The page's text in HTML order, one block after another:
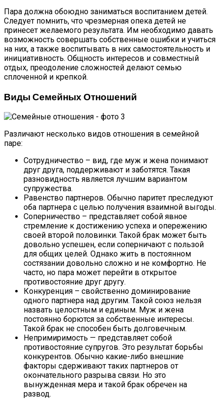
Пара должна обоюдно заниматься воспитанием детей.
Следует помнить, что чрезмерная опека детей не
принесет желаемого результата. Им необходимо давать
возможность совершать собственные ошибки и учиться
на них, а также воспитывать в них самостоятельность и
инициативность. Общность интересов и совместный
отдых, преодоление сложностей делают семью
сплоченной и крепкой.
Виды Семейных Отношений
Различают несколько видов отношения в семейной
паре:
Сотрудничество – вид, где муж и жена понимают
друг друга, поддерживают и заботятся. Такая
разновидность является лучшим вариантом
супружества.
Равенство партнеров. Обычно паритет преследуют
оба партнера с целью получения взаимной выгоды.
Соперничество – представляет собой явное
стремление к достижению успеха и опережению
своей второй половинки. Такой брак может быть
довольно успешен, если соперничают с пользой
для общих целей. Однако жить в постоянном
состязании довольно сложно и не комфортно. Не
часто, но пара может перейти в открытое
противостояние друг другу.
Конкуренция – свойственно доминирование
одного партнера над другим. Такой союз нельзя
назвать целостным и единым. Муж и жена
постоянно борются за собственные интересы.
Такой брак не способен быть долговечным.
Непримиримость — представляет собой
противостояние супругов. Это результат борьбы
конкурентов. Обычно какие-либо внешние
факторы сдерживают таких партнеров от
окончательного разрыва связи. Но это
вынужденная мера и такой брак обречен на
развод.